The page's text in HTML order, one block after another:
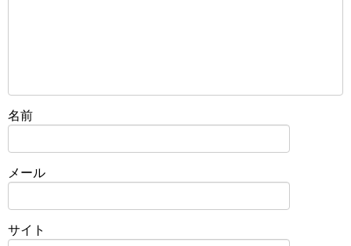
名前
メール
サイト